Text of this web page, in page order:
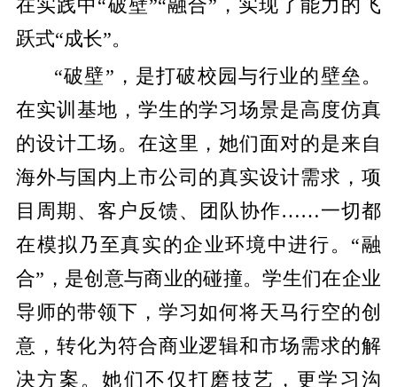
在实践中“破壁”“融合”，实现了能力的飞
跃式“成长”。
“破壁”，是打破校园与行业的壁垒。
在实训基地，学生的学习场景是高度仿真
的设计工场。在这里，她们面对的是来自
海外与国内上市公司的真实设计需求，项
目周期、客户反馈、团队协作……一切都
在模拟乃至真实的企业环境中进行。“融
合”，是创意与商业的碰撞。学生们在企业
导师的带领下，学习如何将天马行空的创
意，转化为符合商业逻辑和市场需求的解
决方案。她们不仅打磨技艺，更学习沟